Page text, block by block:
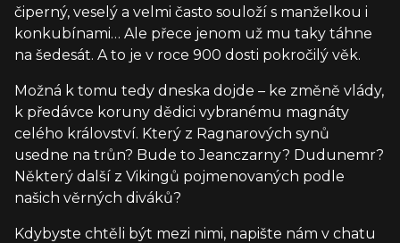
čiperný, veselý a velmi často souloží s manželkou i
konkubínami… Ale přece jenom už mu taky táhne
na šedesát. A to je v roce 900 dosti pokročilý věk.
Možná k tomu tedy dneska dojde – ke změně vlády,
k předávce koruny dědici vybranému magnáty
celého království. Který z Ragnarových synů
usedne na trůn? Bude to Jeanczarny? Dudunemr?
Některý další z Vikingů pojmenovaných podle
našich věrných diváků?
Kdybyste chtěli být mezi nimi, napište nám v chatu